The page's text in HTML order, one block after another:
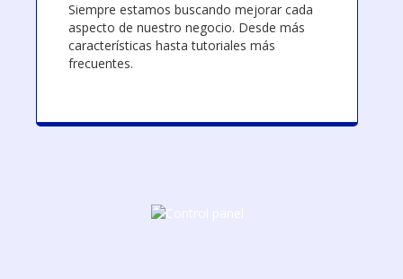
Siempre estamos buscando mejorar cada
aspecto de nuestro negocio. Desde más
características hasta tutoriales más
frecuentes.